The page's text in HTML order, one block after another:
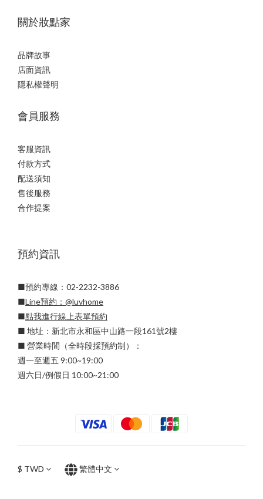
關於妝點家
品牌故事
店面資訊
隱私權聲明
會員服務
客服資訊
付款方式
配送須知
售後服務
合作提案
預約資訊
■預約專線：02-2232-3886
■Line預約： @luvhome
■點我進行線上表單預約
■ 地址：新北市永和區中山路一段161號2樓
■ 營業時間（全時段採預約制）：
週一至週五 9:00~19:00
週六日/例假日 10:00~21:00
$ TWD 繁體中文